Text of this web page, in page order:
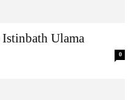
Ulama
0